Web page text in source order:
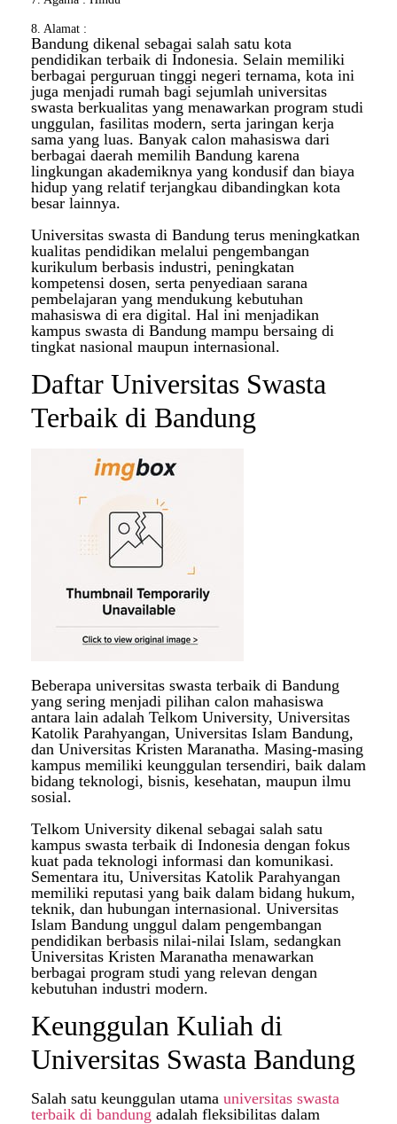
8. Alamat :
Bandung dikenal sebagai salah satu kota
pendidikan terbaik di Indonesia. Selain memiliki
berbagai perguruan tinggi negeri ternama, kota ini
juga menjadi rumah bagi sejumlah universitas
swasta berkualitas yang menawarkan program studi
unggulan, fasilitas modern, serta jaringan kerja
sama yang luas. Banyak calon mahasiswa dari
berbagai daerah memilih Bandung karena
lingkungan akademiknya yang kondusif dan biaya
hidup yang relatif terjangkau dibandingkan kota
besar lainnya.
Universitas swasta di Bandung terus meningkatkan
kualitas pendidikan melalui pengembangan
kurikulum berbasis industri, peningkatan
kompetensi dosen, serta penyediaan sarana
pembelajaran yang mendukung kebutuhan
mahasiswa di era digital. Hal ini menjadikan
kampus swasta di Bandung mampu bersaing di
tingkat nasional maupun internasional.
Daftar Universitas Swasta
Terbaik di Bandung
Beberapa universitas swasta terbaik di Bandung
yang sering menjadi pilihan calon mahasiswa
antara lain adalah Telkom University, Universitas
Katolik Parahyangan, Universitas Islam Bandung,
dan Universitas Kristen Maranatha. Masing-masing
kampus memiliki keunggulan tersendiri, baik dalam
bidang teknologi, bisnis, kesehatan, maupun ilmu
sosial.
Telkom University dikenal sebagai salah satu
kampus swasta terbaik di Indonesia dengan fokus
kuat pada teknologi informasi dan komunikasi.
Sementara itu, Universitas Katolik Parahyangan
memiliki reputasi yang baik dalam bidang hukum,
teknik, dan hubungan internasional. Universitas
Islam Bandung unggul dalam pengembangan
pendidikan berbasis nilai-nilai Islam, sedangkan
Universitas Kristen Maranatha menawarkan
berbagai program studi yang relevan dengan
kebutuhan industri modern.
Keunggulan Kuliah di
Universitas Swasta Bandung
Salah satu keunggulan utama universitas swasta
terbaik di bandung adalah fleksibilitas dalam